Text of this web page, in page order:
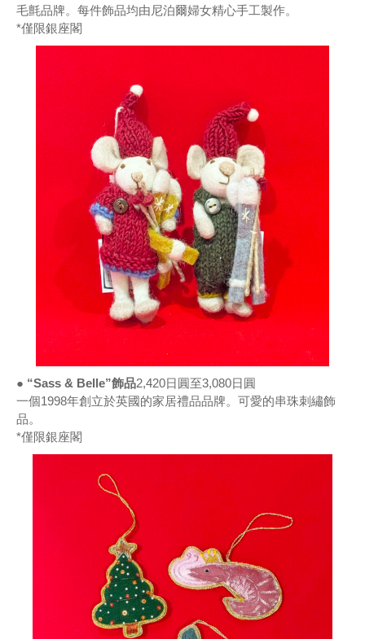
毛氈品牌。每件飾品均由尼泊爾婦女精心手工製作。
*僅限銀座閣
● “Sass & Belle”飾品2,420日圓至3,080日圓
一個1998年創立於英國的家居禮品品牌。可愛的串珠刺繡飾
品。
*僅限銀座閣